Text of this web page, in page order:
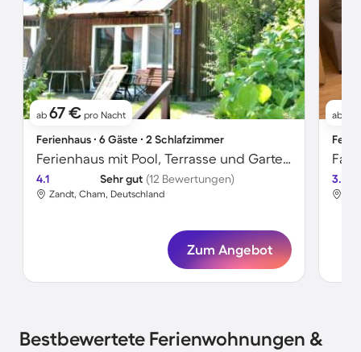
ab 67 € pro Nacht
Ferienhaus ∙ 6 Gäste ∙ 2 Schlafzimmer
Ferienhaus mit Pool, Terrasse und Garten | Bergblick | Perfekt für die Arbeit von Zuhause
4.1 Sehr gut (12 Bewertungen)
Zandt, Cham, Deutschland
Zum Angebot
ab
3.5
Bestbewertete Ferienwohnungen &